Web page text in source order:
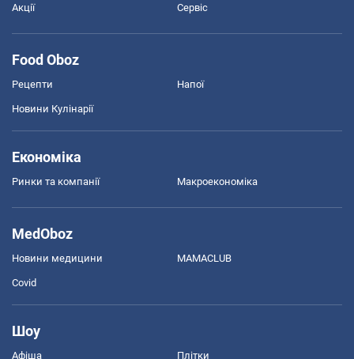
Акції Сервіс
Food Oboz
Рецепти Напої
Новини Кулінарії
Економіка
Ринки та компанії Макроекономіка
MedOboz
Новини медицини MAMACLUB
Covid
Шоу
Афіша Плітки